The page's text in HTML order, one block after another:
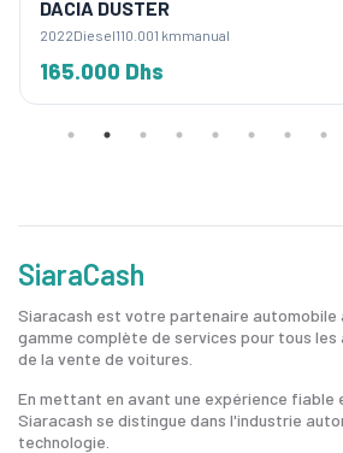
DACIA DUSTER
2022Diesel110.001 kmmanual
165.000 Dhs
SiaraCash
Siaracash est votre partenaire automobile
gamme complète de services pour tous
de la vente de voitures.
En mettant en avant une expérience
Siaracash se distingue dans l'industrie
technologie.